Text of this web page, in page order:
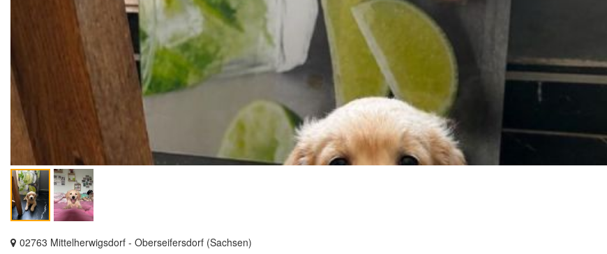
02763 Mittelherwigsdorf - Oberseifersdorf (Sachsen)